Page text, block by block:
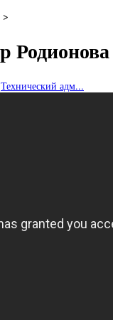
>
Технический адм...